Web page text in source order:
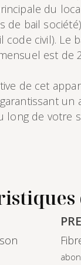
du
de bail
code civil). Le
est de
de cet
garantissant
long de votre